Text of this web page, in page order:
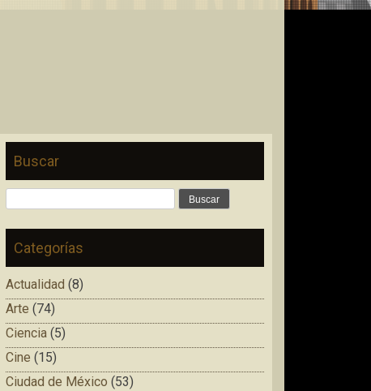
Buscar
Categorías
Actualidad (8)
Arte (74)
Ciencia (5)
Cine (15)
Ciudad de México (53)